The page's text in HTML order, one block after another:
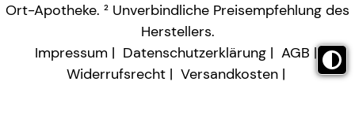
Ort-Apotheke. ² Unverbindliche Preisempfehlung des
Herstellers.
Impressum
Datenschutzerklärung
AGB
Widerrufsrecht
Versandkosten